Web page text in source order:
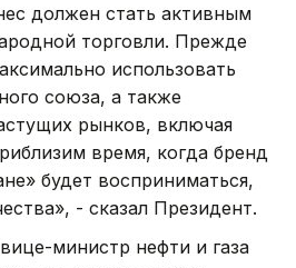
должен стать активным
торговли. Прежде
использовать
союза, а также
рынков, включая
время, когда бренд
будет восприниматься,
- сказал Президент.
министр нефти и газа